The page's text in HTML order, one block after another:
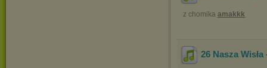
z chomika amakkk
26 Nasza Wisła